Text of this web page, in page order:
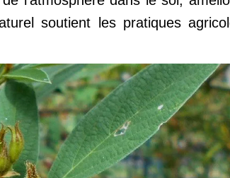
soutient les pratiques